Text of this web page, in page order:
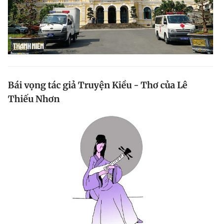
Sản phẩm khác
Tiện ích
Thông tin tòa soạn Liên hệ quảng cáo
Đọc Thanh Niên trên điện thoại
Bái vọng tác giả Truyện Kiều - Thơ của Lê
Thiếu Nhơn